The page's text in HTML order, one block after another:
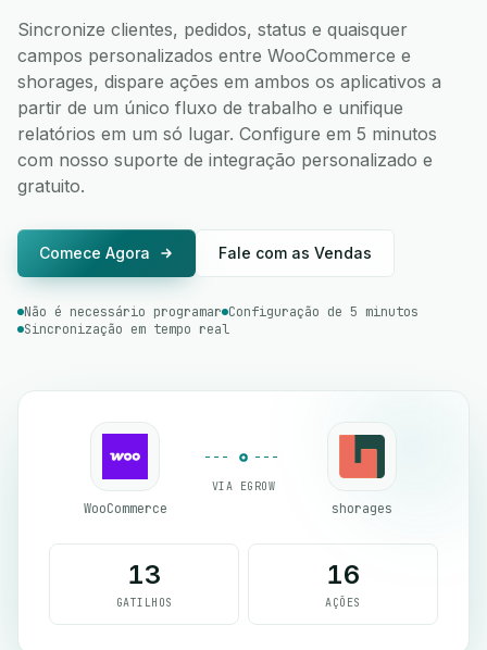
Sincronize clientes, pedidos, status e quaisquer
campos personalizados entre WooCommerce e
shorages, dispare ações em ambos os aplicativos a
partir de um único fluxo de trabalho e unifique
relatórios em um só lugar. Configure em 5 minutos
com nosso suporte de integração personalizado e
gratuito.
Comece Agora Fale com as Vendas
Não é necessário programar Configuração de 5 minutos
Sincronização em tempo real
WooCommerce
VIA EGROW
shorages
13
GATILHOS
16
AÇÕES